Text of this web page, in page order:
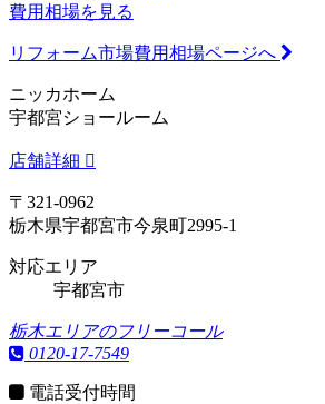
費用相場を見る
リフォーム市場費用相場ページへ
ニッカホーム
宇都宮ショールーム
店舗詳細
〒321-0962
栃木県宇都宮市今泉町2995-1
対応エリア
宇都宮市
栃木エリアのフリーコール
0120-17-7549
電話受付時間